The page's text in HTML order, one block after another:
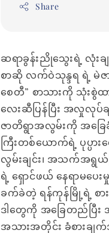
Share
ဆရာခွန်းညိုသွေးရဲ့ လုံးချ
စာဆို လက်ဝဲသုန္ဒရ ရဲ့ မဲ
စေတီ” စာသားကို သုံးစွဲထ
လေးဆီပြန်ပြီး အလှုလုပ်
ဇာတိရွာအလွမ်းကို အခြေခံ
ကြီးတစ်ယောက်ရဲ့ ပုပ္ပာ
လွမ်းချင်း၊ အသက်အရွ
ရဲ့ ရှောင်ဖယ် နေရာမပေ
ခက်ခဲတဲ့ ရန်ကုန်မြို့ရဲ့ စ
ဒါတွေကို အခြေတည်ပြီ
အသားအတိုင်း ခံစားခ